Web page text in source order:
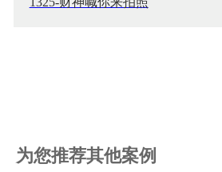
为您推荐其他案例